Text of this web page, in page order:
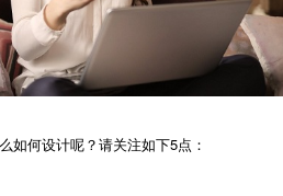
如何设计呢？请关注如下5点：